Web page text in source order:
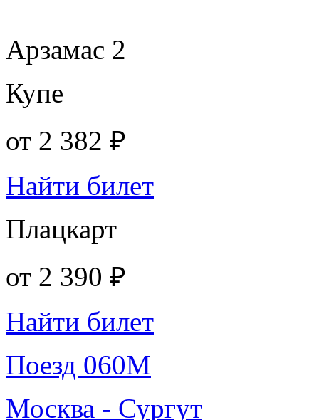
Арзамас 2
Купе
от 2 382 ₽
Найти билет
Плацкарт
от 2 390 ₽
Найти билет
Поезд 060М
Москва - Сургут